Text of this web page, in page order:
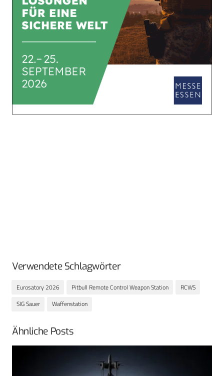
Verwendete Schlagwörter
Eurosatory 2026 Pitbull Remote Control Weapon Station
RCWS
SIG Sauer
Waffenstation
Ähnliche Posts